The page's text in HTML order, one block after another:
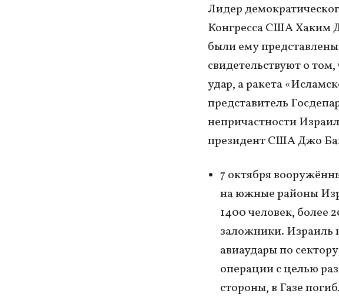
Лидер
Конгресса США Хаким
были ему
свидетельствуют о
удар, а ракета
представитель
непричастности
президент США Джо
7 октября
на южные районы
1400 человек, более
заложники. Израиль
авиаудары по
операции с целью
стороны, в Газе